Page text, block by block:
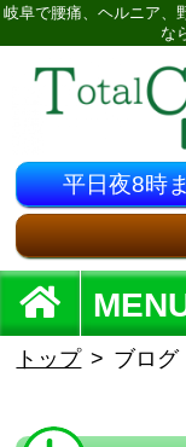
岐阜で腰痛、ヘルニア、
な
平日夜8時
トップ ブログ